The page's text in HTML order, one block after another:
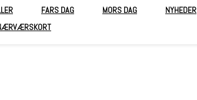
FARS DAG MORS DAG NYHEDER